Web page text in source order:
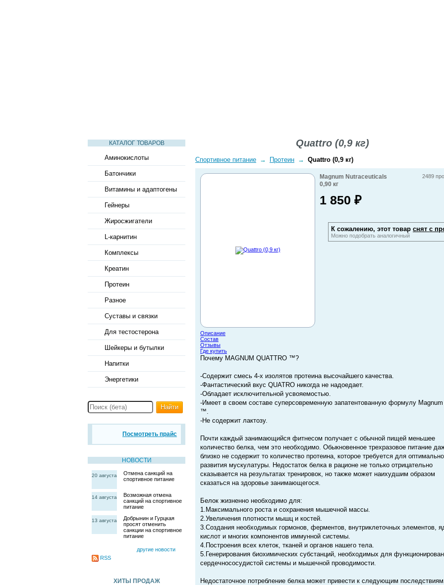
КАТАЛОГ ТОВАРОВ
Аминокислоты
Батончики
Витамины и адаптогены
Гейнеры
Жиросжигатели
L-карнитин
Комплексы
Креатин
Протеин
Разное
Суставы и связки
Для тестостерона
Шейкеры и бутылки
Напитки
Энергетики
Найти
Посмотреть прайс
НОВОСТИ
20 августа
Отмена санкций на
спортивное питание
14 августа
Возможная отмена
санкций на спортивное
питание
13 августа
Добрынин и Гурцкая
просят отменить
санкции на спортивное
питание
другие новости
RSS
ХИТЫ ПРОДАЖ
Quattro (0,9 кг)
Спортивное питание → Протеин → Quattro (0,9 кг)
2489
Magnum Nutraceuticals
0,90 кг
1 850 ₽
К сожалению, этот товар снят с
Можно подобрать аналогичный
Описание
Состав
Отзывы
Где купить
Почему MAGNUM QUATTRO ™?
-Содержит смесь 4-х изолятов протеина высочайшего качества.
-Фантастический вкус QUATRO никогда не надоедает.
-Обладает исключительной усвояемостью.
-Имеет в своем составе суперсовременную запатентованную формулу Magnum
™.
-Не содержит лактозу.
Почти каждый занимающийся фитнесом получает с обычной пищей меньшее
количество белка, чем это необходимо. Обыкновенное трехразовое питание
близко не содержит то количество протеина, которое требуется для
развития мускулатуры. Недостаток белка в рационе не только отрицательно
сказывается на результатах тренировок, но также может наихудшим образом
сказаться на здоровье занимающегося.
Белок жизненно необходимо для:
1.Максимального роста и сохранения мышечной массы.
2.Увеличения плотности мышц и костей.
3.Создания необходимых гормонов, ферментов, внутриклеточных элементов,
кислот и многих компонентов иммунной системы.
4.Построения всех клеток, тканей и органов нашего тела.
5.Генерирования биохимических субстанций, необходимых для
сердечнососудистой системы и мышечной проводимости.
Недостаточное потребление белка может привести к следующим